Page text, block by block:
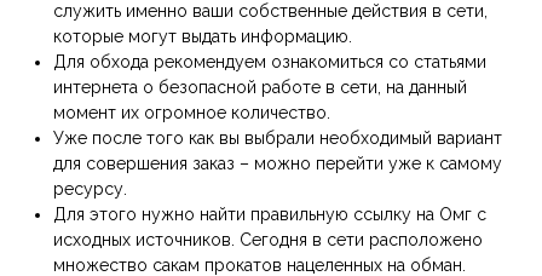
служить именно ваши собственные действия в сети,
которые могут выдать информацию.
Для обхода рекомендуем ознакомиться со статьями
интернета о безопасной работе в сети, на данный
момент их огромное количество.
Уже после того как вы выбрали необходимый вариант
для совершения заказ – можно перейти уже к самому
ресурсу.
Для этого нужно найти правильную ссылку на Омг с
исходных источников. Сегодня в сети расположено
множество сакам прокатов нацеленных на обман.